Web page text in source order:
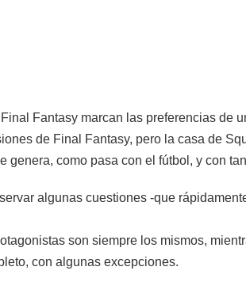
Fantasy marcan las preferencias de
de Final Fantasy, pero la casa de
genera, como pasa con el fútbol, y con
algunas cuestiones -que
son siempre los mismos,
con algunas excepciones.